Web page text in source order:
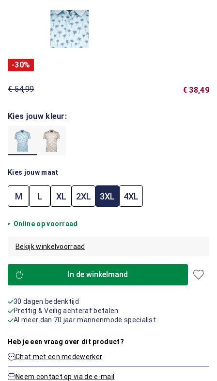
-30%
€ 54,99 € 38,49
Kies jouw kleur:
Kies jouw maat
M L XL 2XL 3XL 4XL
Online op voorraad
Bekijk winkelvoorraad
In de winkelmand
30 dagen bedenktijd
Prettig & Veilig achteraf betalen
Al meer dan 70 jaar mannenmode specialist
Heb je een vraag over dit product?
Chat met een medewerker
Neem contact op via de e-mail